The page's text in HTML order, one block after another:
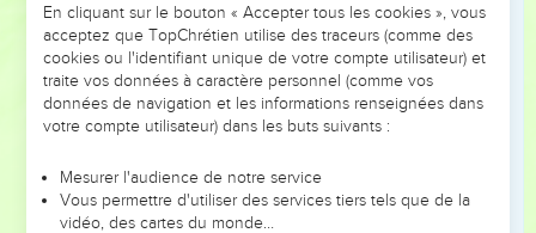
manière décente, se parent avec pudeur et simplicité, non
avec des tresses, de l'or, des perles ou des toilettes
somptueuses,
mais plutôt avec des œuvres bonnes, comme cela
Que la femme s’instruise paisiblement, dans une entière
soumission.
En cliquant sur le bouton « Accepter tous les cookies », vous
acceptez que TopChrétien utilise des traceurs (comme des
cookies ou l'identifiant unique de votre compte utilisateur) et
traite vos données à caractère personnel (comme vos
données de navigation et les informations renseignées dans
votre compte utilisateur) dans les buts suivants :
Mesurer l'audience de notre service
Vous permettre d'utiliser des services tiers tels que de la
vidéo, des cartes du monde…